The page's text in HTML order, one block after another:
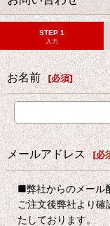
STEP 1
入力
お名前 [必須]
メールアドレス [必
■弊社からのメール
ご注文後弊社より
たしております。